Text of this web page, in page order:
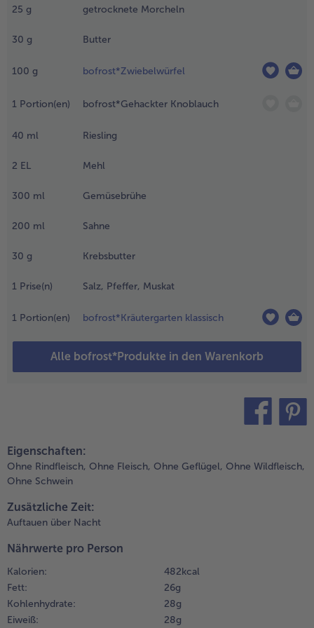
25 g getrocknete Morcheln
30 g Butter
100 g bofrost*Zwiebelwürfel
1 Portion(en) bofrost*Gehackter Knoblauch
40 ml Riesling
2 EL Mehl
300 ml Gemüsebrühe
200 ml Sahne
30 g Krebsbutter
1 Prise(n) Salz, Pfeffer, Muskat
1 Portion(en) bofrost*Kräutergarten klassisch
Alle bofrost*Produkte in den Warenkorb
in
in
10 min
den
einem
Öl die
mit
Eigenschaften:
Ohne Rindfleisch, Ohne Fleisch, Ohne Geflügel, Ohne Wildfleisch,
Ohne Schwein
Zusätzliche Zeit:
Auftauen über Nacht
Nährwerte pro Person
Kalorien:
482 kcal
Fett:
26 g
Kohlenhydrate:
28 g
Eiweiß:
28 g